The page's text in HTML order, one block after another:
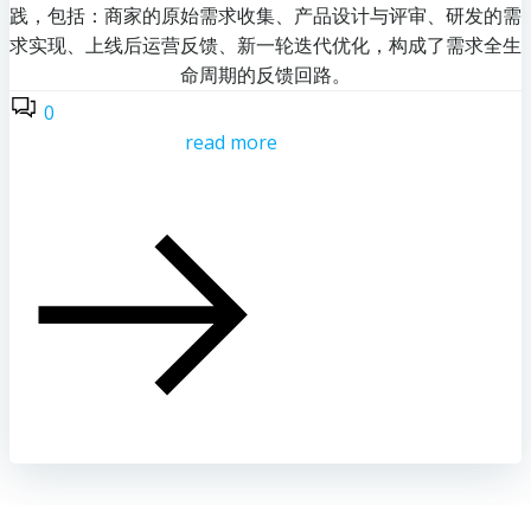
践，包括：商家的原始需求收集、产品设计与评审、研发的需
求实现、上线后运营反馈、新一轮迭代优化，构成了需求全生
命周期的反馈回路。
0
read more